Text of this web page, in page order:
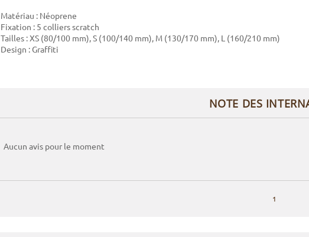
Matériau : Néoprene
Fixation : 5 colliers scratch
Tailles : XS (80/100 mm), S (100/140 mm), M (130/170 mm), L (160/210 mm)
Design : Graffiti
NOTE DES
Aucun avis pour le moment
1